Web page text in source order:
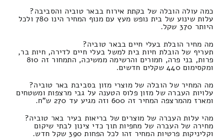
כמה עולה הובלה של בקתת אירוח בבאר טוביה והסביבה?
עלות שינוע של בית נופש מעץ עם מנוף המחיר הינו 780 ולכל
היותר 370 שקל.
מה מחיר הובלת בעלי חיים בבאר טוביה?
תעריף של הובלת חיות בית למשל בעלי חיים לדירה, חיות בר,
פרות, בני פרה, חמורים והרשימה ממשיכה, התמחור זה 810
ומקסימום 440 שקלים חדשים.
מה המחיר של הובלה של מוצרי מזון בסביבת באר טוביה?
עלויות העברה של מזון פלוס הטענה על גבי מרצפות ומשטחים
ומארז מהמרצפה המחיר זה 600 וזה מגיע עד 270 ש"ח.
מהי עלות העברה של מוצרים של בריאות בעיר באר טוביה?
מחירה של העברה של מחפיות תוך כדי צינון לבתי שיקום
וקליניקות פרטיות המחיר זהו לכל הפחות 390 שקל חדש.